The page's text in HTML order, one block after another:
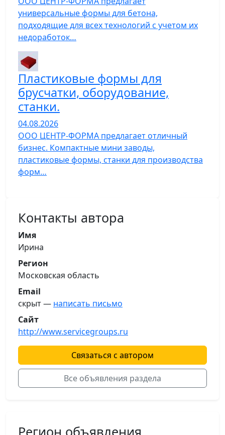
универсальные формы для бетона,
подходящие для всех технологий с учетом их
недоработок…
Пластиковые формы для
брусчатки, оборудование,
станки.
04.08.2026
ООО ЦЕНТР-ФОРМА предлагает отличный
бизнес. Компактные мини заводы,
пластиковые формы, станки для производства
форм…
Контакты автора
Имя
Ирина
Регион
Московская область
Email
скрыт — написать письмо
Сайт
http://www.servicegroups.ru
Связаться с автором
Все объявления раздела
Регион объявления